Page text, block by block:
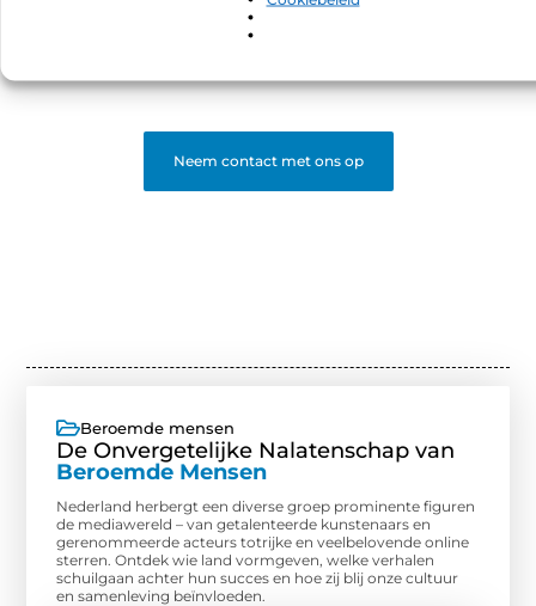
waar schrijvers en lezers elkaar vinden. Registreer en
start met bloggen.
platform.❞
Neem contact met ons op
Beroemde mensen
De Onvergetelijke Nalatenschap van
Beroemde Mensen
Nederland herbergt een diverse groep prominente figuren
de mediawereld – van getalenteerde kunstenaars en
gerenommeerde acteurs totrijke en veelbelovende online
sterren. Ontdek wie land vormgeven, welke verhalen
schuilgaan achter hun succes en hoe zij blij onze cultuur
en samenleving beïnvloeden.